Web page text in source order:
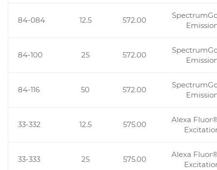
84-084 12.5 572.00
84-100 25 572.00
84-116 50 572.00
33-332 12.5 575.00
Alexa
33-333 25 575.00
Alexa